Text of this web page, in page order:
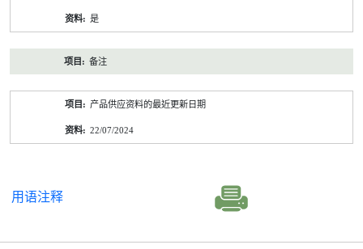
是
备注
产品供应资料的最近更新日期
22/07/2024
用语注释